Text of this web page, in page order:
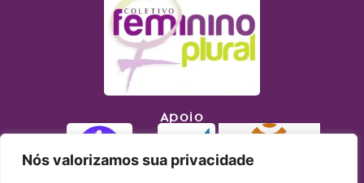
Nós valorizamos sua privacidade
Apoio